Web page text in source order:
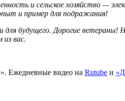
и сельское хозяйство —
и пример для подражания!
будущего. Дорогие ветераны!
из вас.
Ежедневные видео на Rutube и